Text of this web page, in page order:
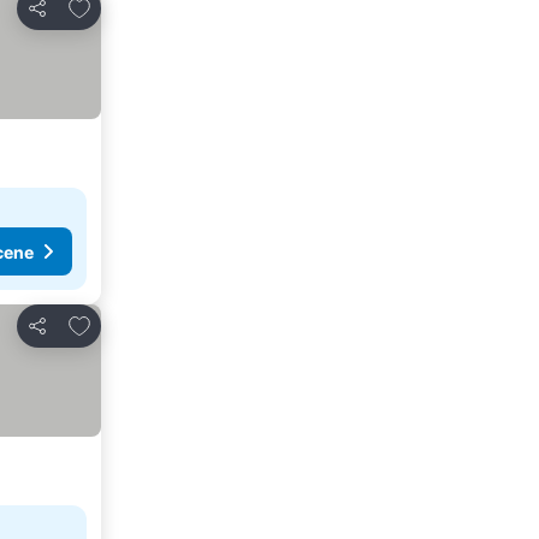
Deli
Dodati u favorite
Deli
Dodati u favorite